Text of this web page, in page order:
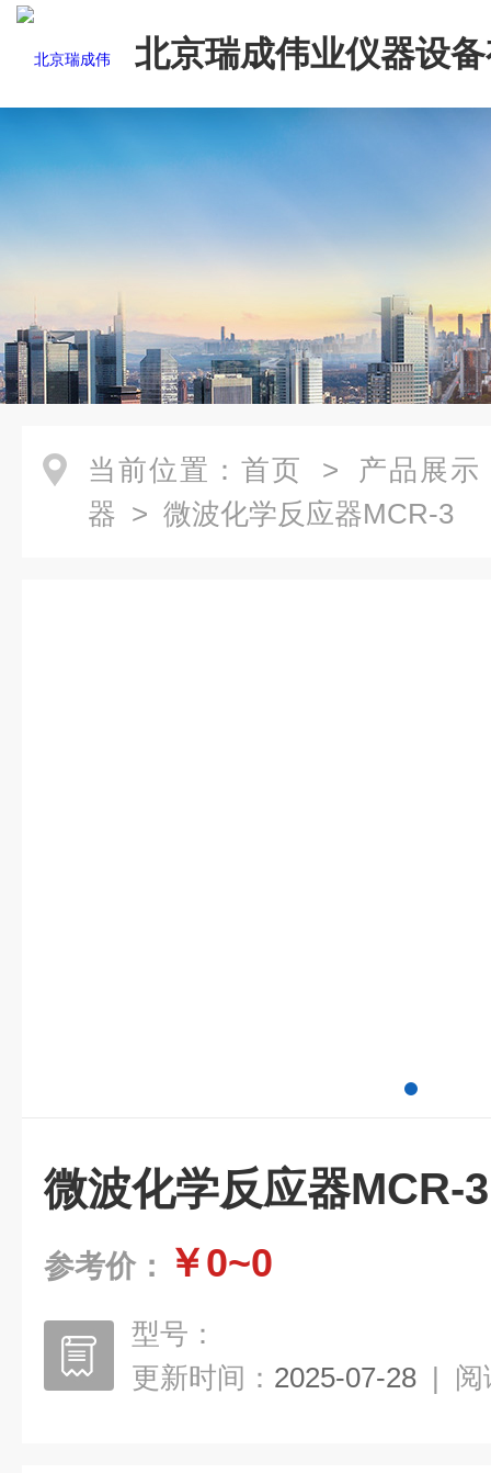
北京瑞成伟业仪器设
司
当前位置： 首页 > 产品展示
器 > 微波化学反应器MCR-3
微波化学反应器MCR-3
参考价： ￥0~0
型号：
更新时间： 2025-07-28 | 阅